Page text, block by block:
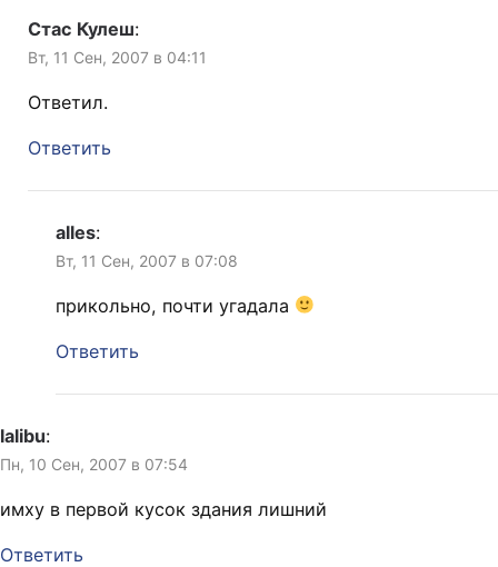
Стас Кулеш:
Вт, 11 Сен, 2007 в 04:11
Ответил.
Ответить
alles:
Вт, 11 Сен, 2007 в 07:08
прикольно, почти угадала
Ответить
lalibu:
Пн, 10 Сен, 2007 в 07:54
имху в первой кусок здания лишний
Ответить